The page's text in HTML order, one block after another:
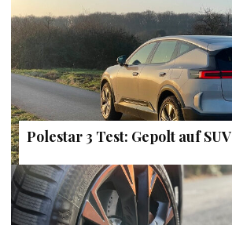
Polestar 3 Test: Gepolt auf SUV